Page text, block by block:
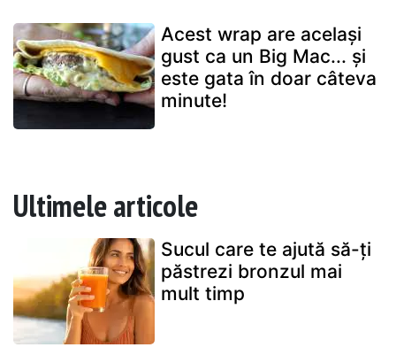
Acest wrap are același
gust ca un Big Mac... și
este gata în doar câteva
minute!
Ultimele articole
Sucul care te ajută să-ți
păstrezi bronzul mai
mult timp